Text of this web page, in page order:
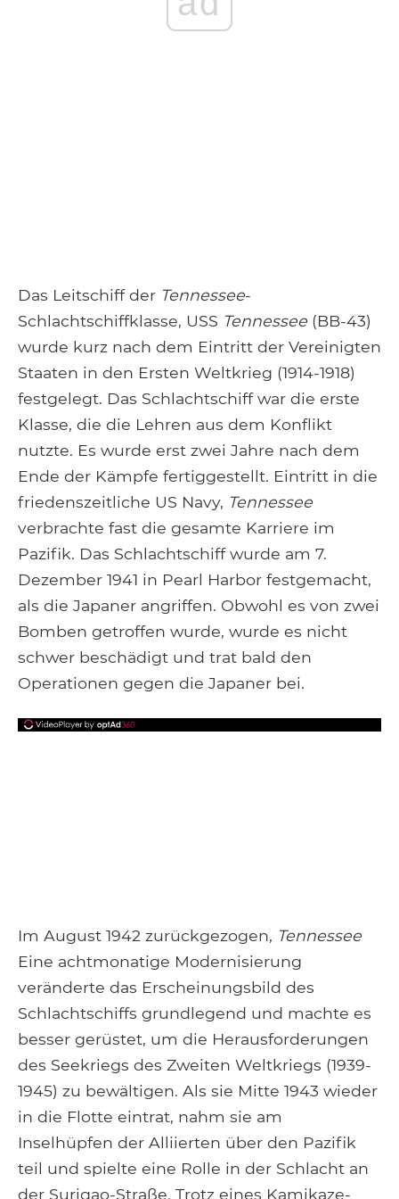
Das Leitschiff der Tennessee-
Schlachtschiffklasse, USS Tennessee (BB-43)
wurde kurz nach dem Eintritt der Vereinigten
Staaten in den Ersten Weltkrieg (1914-1918)
festgelegt. Das Schlachtschiff war die erste
Klasse, die die Lehren aus dem Konflikt
nutzte. Es wurde erst zwei Jahre nach dem
Ende der Kämpfe fertiggestellt. Eintritt in die
friedenszeitliche US Navy, Tennessee
verbrachte fast die gesamte Karriere im
Pazifik. Das Schlachtschiff wurde am 7.
Dezember 1941 in Pearl Harbor festgemacht,
als die Japaner angriffen. Obwohl es von zwei
Bomben getroffen wurde, wurde es nicht
schwer beschädigt und trat bald den
Operationen gegen die Japaner bei.
Im August 1942 zurückgezogen, Tennessee
Eine achtmonatige Modernisierung
veränderte das Erscheinungsbild des
Schlachtschiffs grundlegend und machte es
besser gerüstet, um die Herausforderungen
des Seekriegs des Zweiten Weltkriegs (1939-
1945) zu bewältigen. Als sie Mitte 1943 wieder
in die Flotte eintrat, nahm sie am
Inselhüpfen der Alliierten über den Pazifik
teil und spielte eine Rolle in der Schlacht an
der Surigao-Straße. Trotz eines Kamikaze-